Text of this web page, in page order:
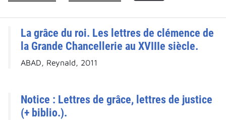
La grâce du roi. Les lettres de clémence de
la Grande Chancellerie au XVIIIe siècle.
ABAD, Reynald, 2011
Notice : Lettres de grâce, lettres de justice
(+ biblio.).